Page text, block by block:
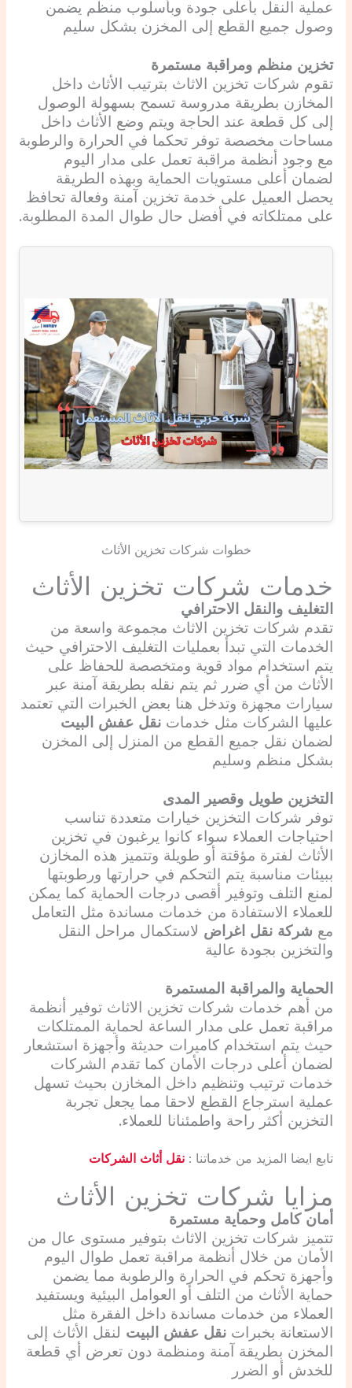
عملية النقل بأعلى جودة وبأسلوب منظم يضمن
وصول جميع القطع إلى المخزن بشكل سليم
تخزين منظم ومراقبة مستمرة
تقوم شركات تخزين الاثاث بترتيب الأثاث داخل
المخازن بطريقة مدروسة تسمح بسهولة الوصول
إلى كل قطعة عند الحاجة ويتم وضع الأثاث داخل
مساحات مخصصة توفر تحكما في الحرارة والرطوبة
مع وجود أنظمة مراقبة تعمل على مدار اليوم
لضمان أعلى مستويات الحماية وبهذه الطريقة
يحصل العميل على خدمة تخزين آمنة وفعالة تحافظ
على ممتلكاته في أفضل حال طوال المدة المطلوبة.
خطوات شركات تخزين الأثاث
خدمات شركات تخزين الأثاث
التغليف والنقل الاحترافي
تقدم شركات تخزين الاثاث مجموعة واسعة من
الخدمات التي تبدأ بعمليات التغليف الاحترافي حيث
يتم استخدام مواد قوية ومتخصصة للحفاظ على
الأثاث من أي ضرر ثم يتم نقله بطريقة آمنة عبر
سيارات مجهزة وتدخل هنا بعض الخبرات التي تعتمد
عليها الشركات مثل خدمات نقل عفش البيت
لضمان نقل جميع القطع من المنزل إلى المخزن
بشكل منظم وسليم
التخزين طويل وقصير المدى
توفر شركات التخزين خيارات متعددة تناسب
احتياجات العملاء سواء كانوا يرغبون في تخزين
الأثاث لفترة مؤقتة أو طويلة وتتميز هذه المخازن
ببيئات مناسبة يتم التحكم في حرارتها ورطوبتها
لمنع التلف وتوفير أقصى درجات الحماية كما يمكن
للعملاء الاستفادة من خدمات مساندة مثل التعامل
مع شركة نقل اغراض لاستكمال مراحل النقل
والتخزين بجودة عالية
الحماية والمراقبة المستمرة
من أهم خدمات شركات تخزين الاثاث توفير أنظمة
مراقبة تعمل على مدار الساعة لحماية الممتلكات
حيث يتم استخدام كاميرات حديثة وأجهزة استشعار
لضمان أعلى درجات الأمان كما تقدم الشركات
خدمات ترتيب وتنظيم داخل المخازن بحيث تسهل
عملية استرجاع القطع لاحقا مما يجعل تجربة
التخزين أكثر راحة واطمئنانا للعملاء.
تابع ايضا المزيد من خدماتنا : نقل أثاث الشركات
مزايا شركات تخزين الأثاث
أمان كامل وحماية مستمرة
تتميز شركات تخزين الاثاث بتوفير مستوى عال من
الأمان من خلال أنظمة مراقبة تعمل طوال اليوم
وأجهزة تحكم في الحرارة والرطوبة مما يضمن
حماية الأثاث من التلف أو العوامل البيئية ويستفيد
العملاء من خدمات مساندة داخل الفقرة مثل
الاستعانة بخبرات نقل عفش البيت لنقل الأثاث إلى
المخزن بطريقة آمنة ومنظمة دون تعرض أي قطعة
للخدش أو الضرر